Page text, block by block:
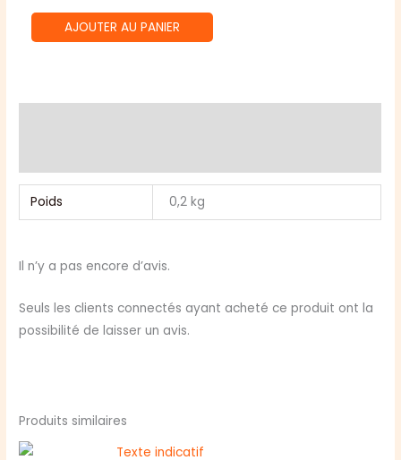
initial
était :
actuel
est :
quantité
de
AJOUTER AU PANIER
Poids 0,2 kg
Il n’y a pas encore d’avis.
Seuls les clients connectés ayant acheté ce produit ont la
possibilité de laisser un avis.
Produits similaires